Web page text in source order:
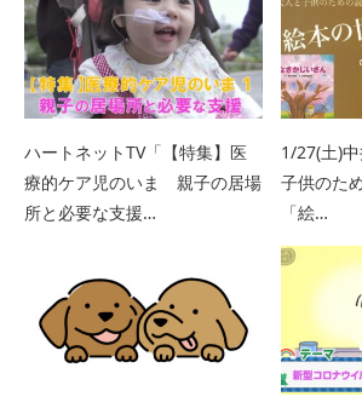
ハートネットTV「【特集】医
療的ケア児のいま 親子の居場
所と必要な支援…
1/27(土)
子供のた
「絵…